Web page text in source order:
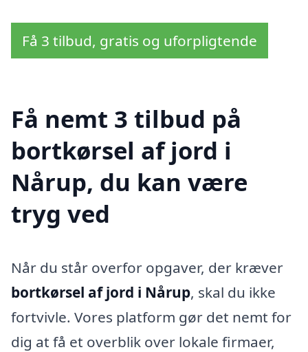
Få 3 tilbud, gratis og uforpligtende
Få nemt 3 tilbud på
bortkørsel af jord i
Nårup, du kan være
tryg ved
Når du står overfor opgaver, der kræver
bortkørsel af jord i Nårup, skal du ikke
fortvivle. Vores platform gør det nemt for
dig at få et overblik over lokale firmaer,